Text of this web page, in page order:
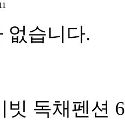
없습니다.
빗 독채펜션